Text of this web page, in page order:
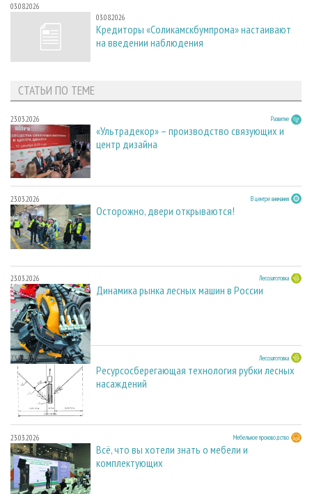
03.08.2026
03.08.2026
Кредиторы «Соликамскбумпрома» настаивают
на введении наблюдения
СТАТЬИ ПО ТЕМЕ
23.03.2026 Развитие
«Ультрадекор» – производство связующих и
центр дизайна
23.03.2026 В центре внимания
Осторожно, двери открываются!
23.03.2026 Лесозаготовка
Динамика рынка лесных машин в России
23.03.2026 Лесозаготовка
Ресурсосберегающая технология рубки лесных
насаждений
23.03.2026 Мебельное производство
Всё, что вы хотели знать о мебели и
комплектующих